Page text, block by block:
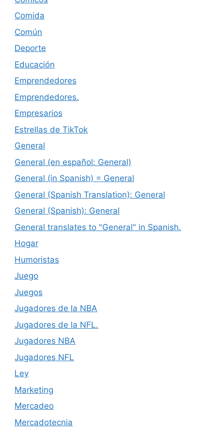
Comida
Común
Deporte
Educación
Emprendedores
Emprendedores.
Empresarios
Estrellas de TikTok
General
General (en español: General)
General (in Spanish) = General
General (Spanish Translation): General
General (Spanish): General
General translates to "General" in Spanish.
Hogar
Humoristas
Juego
Juegos
Jugadores de la NBA
Jugadores de la NFL.
Jugadores NBA
Jugadores NFL
Ley
Marketing
Mercadeo
Mercadotecnia